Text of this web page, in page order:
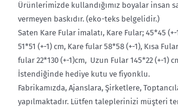
Ürünlerimizde kullandığımız boyalar insan
vermeyen baskıdır. (eko-teks belgelidir.)
Saten Kare Fular imalatı, Kare Fular; 45*45
51*51 (+-1) cm, Kare fular 58*58 (+-1), Kısa
fular 22*130 (+-1)cm, Uzun Fular 145*22 (+-1)
İstendiğinde hediye kutu ve fiyonklu.
Fabrikamızda, Ajanslara, Şirketlere,
yapılmaktadır. Lütfen taleplerinizi müşteri